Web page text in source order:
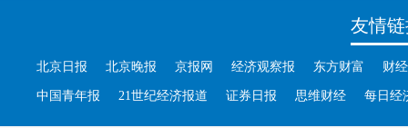
友情
北京日报 北京晚报 京报网 经济观察报 东方财富 财
中国青年报 21世纪经济报道 证券日报 思维财经 每日经